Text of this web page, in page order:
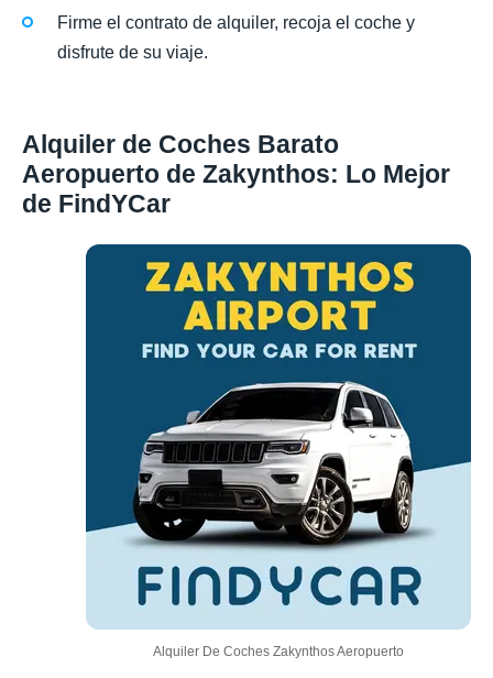
Firme el contrato de alquiler, recoja el coche y
disfrute de su viaje.
Alquiler de Coches Barato
Aeropuerto de Zakynthos: Lo Mejor
de FindYCar
Alquiler De Coches Zakynthos Aeropuerto